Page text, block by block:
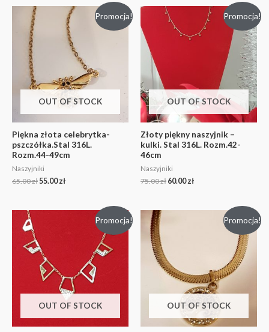
Promocja!
OUT OF STOCK
Piękna złota celebrytka-
pszczółka.Stal 316L.
Rozm.44-49cm
Naszyjniki
65.00zł55.00zł
Promocja!
OUT OF STOCK
Złoty piękny naszyjnik –
kulki. Stal 316L. Rozm.42-
46cm
Naszyjniki
75.00zł 60.00zł
Promocja!
OUT OF STOCK
Promocja!
OUT OF STOCK